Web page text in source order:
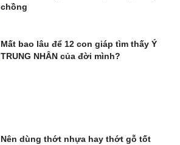
chồng
Mất bao lâu để 12 con giáp tìm thấy Ý
TRUNG NHÂN của đời mình?
Nên dùng thớt nhựa hay thớt gỗ tốt